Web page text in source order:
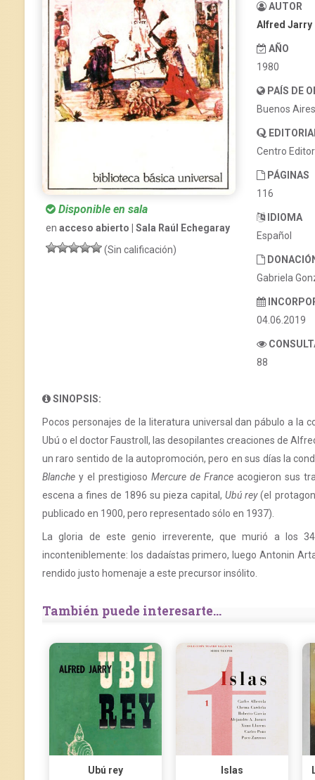
Disponible en sala
en acceso abierto | Sala Raúl Echegaray
(Sin calificación)
AUTOR
Alfred Jarry
AÑO
1980
PAÍS DE
Buenos
Centro
PÁGINAS
116
IDIOMA
Español
Gabriela
04.06.2019
88
SINOPSIS:
Pocos personajes de la literatura universal dan pábulo a la
Ubú o el doctor Faustroll, las desopilantes creaciones de
un raro sentido de la autopromoción, pero en sus días la
Blanche y el prestigioso Mercure de France acogieron sus
escena a fines de 1896 su pieza capital,Ubú rey(el
publicado en 1900, pero representado sólo en 1937).
La gloria de este genio irreverente, que murió a los
inconteniblemente: los dadaístas primero, luego Antonin
rendido justo homenaje a este precursor insólito.
También puede interesarte...
Ubú rey Islas